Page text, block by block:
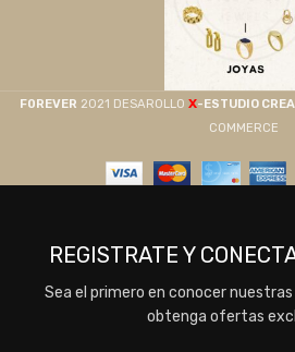
F0REVER 2021 DESAROLLO X-ESTUDIO
COMMERCE
REGISTRATE Y
Sea el primero en conocer
obtenga ofertas